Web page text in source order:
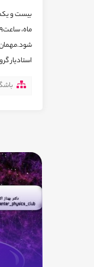
استادیار